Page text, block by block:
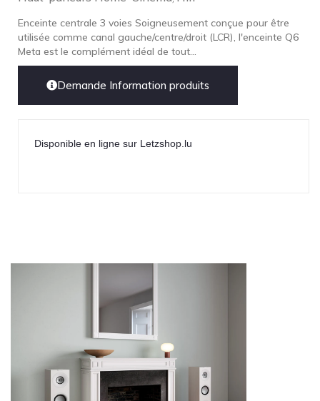
Enceinte centrale 3 voies Soigneusement conçue pour être
utilisée comme canal gauche/centre/droit (LCR), l'enceinte Q6
Meta est le complément idéal de tout...
Demande Information produits
Disponible en ligne sur Letzshop.lu